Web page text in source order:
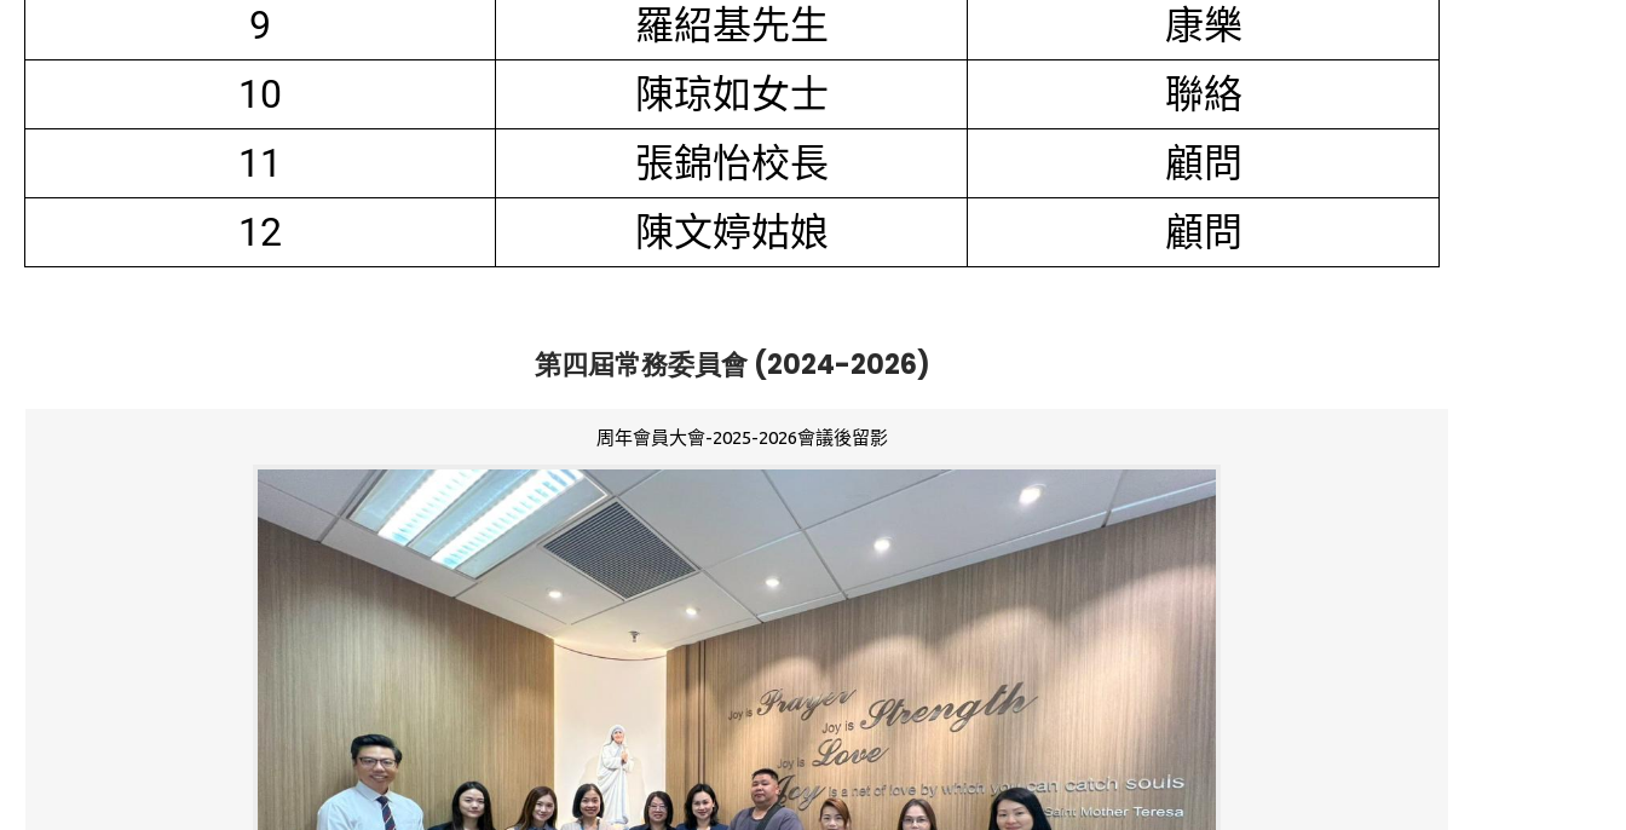
9
羅紹基先生
康樂
10
陳琼如女士
聯絡
11
張錦怡校長
顧問
12
陳文婷姑娘 顧問
第四屆常務委員會 (2024-2026)
周年會員大會-2025-2026會議後留影